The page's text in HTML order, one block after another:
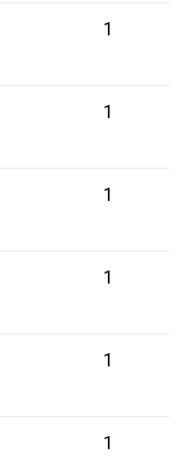
1
1
1
1
1
1